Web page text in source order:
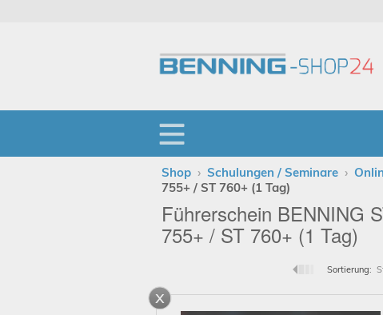
Shop › Schulungen / Seminare ›
755+ / ST 760+ (1 Tag)
Führerschein BENNING
755+ / ST 760+ (1 Tag)
Sortierung:
x